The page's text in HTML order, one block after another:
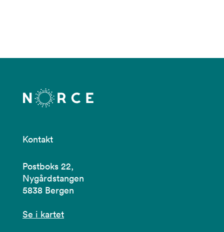
Kontakt
Postboks 22,
Nygårdstangen
5838 Bergen
Se i kartet